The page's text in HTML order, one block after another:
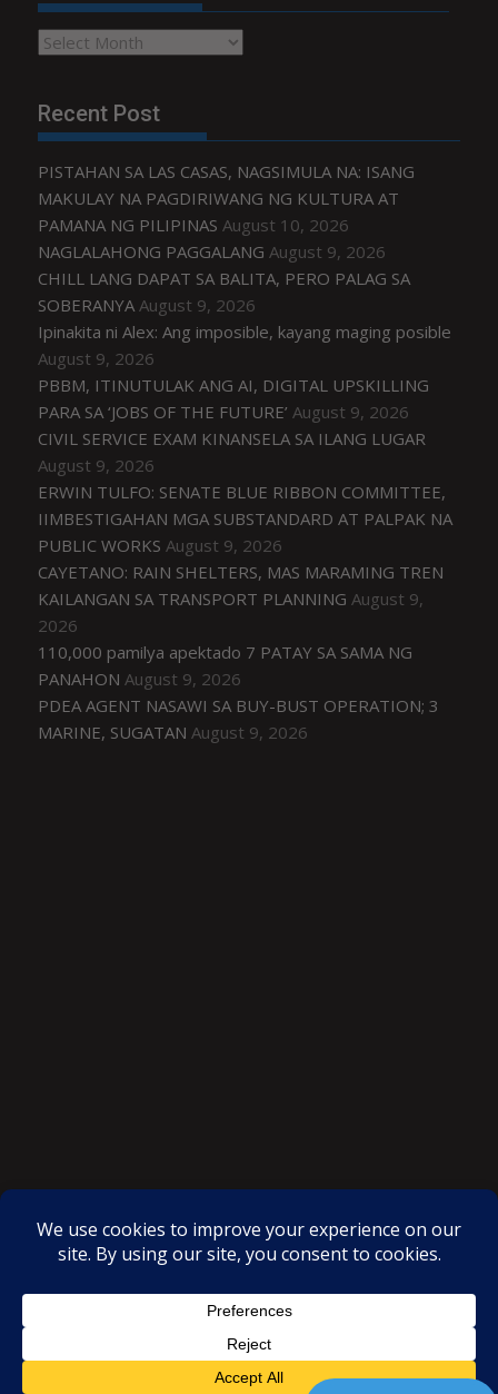
Archives
Recent Post
PISTAHAN SA LAS CASAS, NAGSIMULA NA: ISANG
MAKULAY NA PAGDIRIWANG NG KULTURA AT
PAMANA NG PILIPINAS August 10, 2026
NAGLALAHONG PAGGALANG August 9, 2026
CHILL LANG DAPAT SA BALITA, PERO PALAG SA
SOBERANYA August 9, 2026
Ipinakita ni Alex: Ang imposible, kayang maging posible
August 9, 2026
PBBM, ITINUTULAK ANG AI, DIGITAL UPSKILLING
PARA SA ‘JOBS OF THE FUTURE’ August 9, 2026
CIVIL SERVICE EXAM KINANSELA SA ILANG LUGAR
August 9, 2026
ERWIN TULFO: SENATE BLUE RIBBON COMMITTEE,
IIMBESTIGAHAN MGA SUBSTANDARD AT PALPAK NA
PUBLIC WORKS August 9, 2026
CAYETANO: RAIN SHELTERS, MAS MARAMING TREN
KAILANGAN SA TRANSPORT PLANNING August 9,
2026
110,000 pamilya apektado 7 PATAY SA SAMA NG
PANAHON August 9, 2026
PDEA AGENT NASAWI SA BUY-BUST OPERATION; 3
MARINE, SUGATAN August 9, 2026
Proudly powered by WordPress |Theme: SuperMag byAcme